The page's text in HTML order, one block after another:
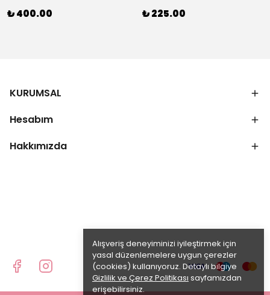
Alışveriş deneyiminizi iyileştirmek için
yasal düzenlemelere uygun çerezler
(cookies) kullanıyoruz. Detaylı bilgiye
Gizlilik ve Çerez Politikası sayfamızdan
erişebilirsiniz.
₺ 400.00 ₺ 225.00
KURUMSAL
Hesabım
Hakkımızda